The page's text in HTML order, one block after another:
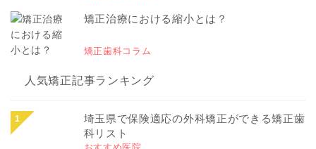
矯正治療における縮小とは？
矯正歯科コラム
人気矯正記事ランキング
埼玉県で保険適応の外科矯正ができる矯正歯
科リスト